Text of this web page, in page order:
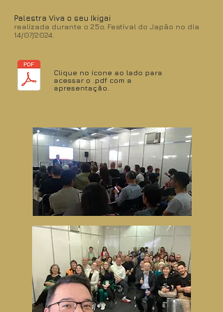
Palestra Viva o seu Ikigai
realizada durante o 25o. Festival do Japão no dia
14/07/2024.
Clique no ícone ao lado para
acessar o .pdf com a
apresentação.